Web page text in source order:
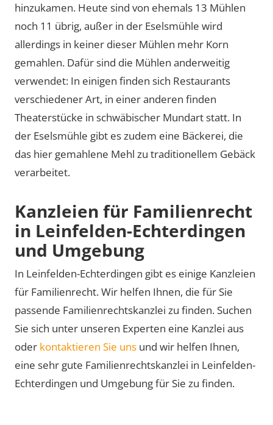
hinzukamen. Heute sind von ehemals 13 Mühlen
noch 11 übrig, außer in der Eselsmühle wird
allerdings in keiner dieser Mühlen mehr Korn
gemahlen. Dafür sind die Mühlen anderweitig
verwendet: In einigen finden sich Restaurants
verschiedener Art, in einer anderen finden
Theaterstücke in schwäbischer Mundart statt. In
der Eselsmühle gibt es zudem eine Bäckerei, die
das hier gemahlene Mehl zu traditionellem Gebäck
verarbeitet.
Kanzleien für Familienrecht
in Leinfelden-Echterdingen
und Umgebung
In Leinfelden-Echterdingen gibt es einige Kanzleien
für Familienrecht. Wir helfen Ihnen, die für Sie
passende Familienrechtskanzlei zu finden. Suchen
Sie sich unter unseren Experten eine Kanzlei aus
oder kontaktieren Sie uns und wir helfen Ihnen,
eine sehr gute Familienrechtskanzlei in Leinfelden-
Echterdingen und Umgebung für Sie zu finden.